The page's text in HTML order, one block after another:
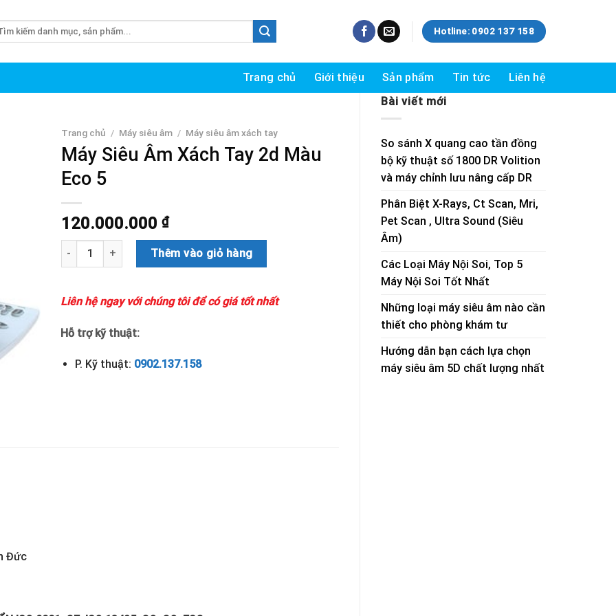
Hotline: 0902 137 158
Trang chủ Giới thiệu Sản phẩm Tin tức
Liên hệ
Bài viết mới
So sánh X quang cao tần đồng
bộ kỹ thuật số 1800 DR Volition
và máy chỉnh lưu nâng cấp DR
Phân Biệt X-Rays, Ct Scan, Mri,
Pet Scan , Ultra Sound (Siêu
Âm)
Các Loại Máy Nội Soi, Top 5
Máy Nội Soi Tốt Nhất
Những loại máy siêu âm nào cần
thiết cho phòng khám tư
Hướng dẫn bạn cách lựa chọn
máy siêu âm 5D chất lượng nhất
Trang chủ / Máy siêu âm / Máy siêu âm xách tay
Máy Siêu Âm Xách Tay 2d Màu
Eco 5
120.000.000 ₫
Máy Siêu Âm Xách Tay 2d Màu Eco 5 số lượng
Thêm vào giỏ hàng
Liên hệ ngay với chúng tôi để có giá tốt nhất
Hỗ trợ kỹ thuật:
P. Kỹ thuật: 0902.137.158
Đức